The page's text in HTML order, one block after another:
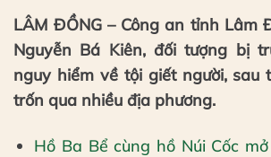
LÂM ĐỒNG – Công an tỉnh Lâm
Nguyễn Bá Kiên, đối tượng bị
nguy hiểm về tội giết người, sau
trốn qua nhiều địa phương.
Hồ Ba Bể cùng hồ Núi Cốc